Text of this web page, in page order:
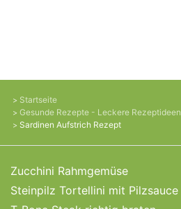
Startseite
Gesunde Rezepte - Leckere Rezeptideen
Sardinen Aufstrich Rezept
Zucchini Rahmgemüse
Steinpilz Tortellini mit Pilzsauce